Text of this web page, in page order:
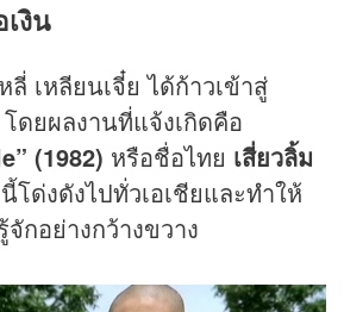
งิน
ลี่ เหลียนเจี๋ย ได้ก้าวเข้าสู่
ดยผลงานที่แจ้งเกิดคือ
(1982) หรือชื่อไทย เสี่ยวลิ้ม
โด่งดังไปทั่วเอเชียและทำให้
กอย่างกว้างขวาง